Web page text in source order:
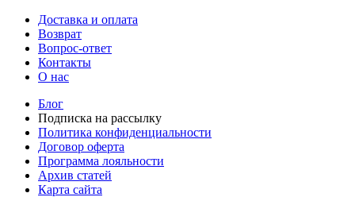
Доставка и оплата
Возврат
Вопрос-ответ
Контакты
О нас
Блог
Подписка на рассылку
Политика конфиденциальности
Договор оферта
Программа лояльности
Архив статей
Карта сайта